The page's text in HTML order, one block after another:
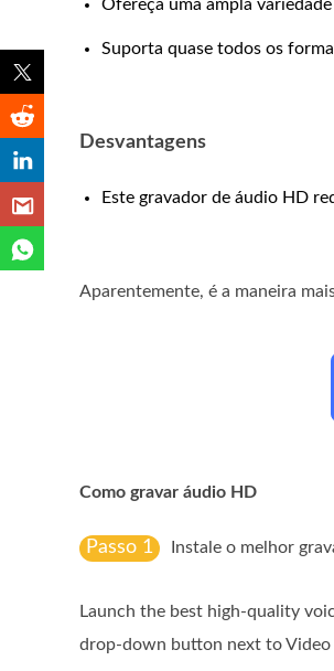
Ofereça uma ampla
Suporta quase todos os
Desvantagens
Este gravador de áudio HD
Aparentemente, é a maneira
Como gravar áudio HD
Passo 1 Instale o melhor
Launch the best high-quality
drop-down button next to Video